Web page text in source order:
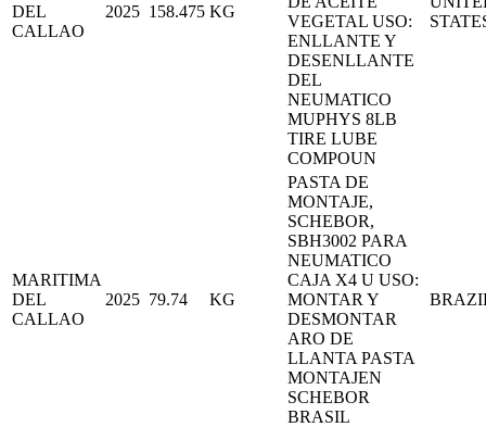
DEL
CALLAO
2025 158.475 KG
VEGETAL USO:
ENLLANTE Y
DESENLLANTE
DEL
NEUMATICO
MUPHYS 8LB
TIRE LUBE
COMPOUN
MARITIMA
DEL
CALLAO
2025 79.74 KG
PASTA DE
MONTAJE,
SCHEBOR,
SBH3002 PARA
NEUMATICO
CAJA X4 U USO:
MONTAR Y
DESMONTAR
ARO DE
LLANTA PASTA
MONTAJEN
SCHEBOR
BRASIL